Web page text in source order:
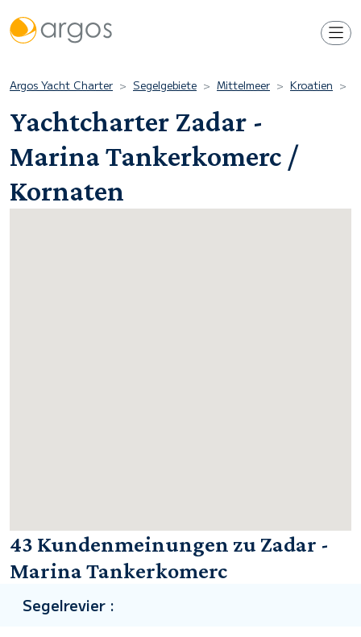
Argos Yacht Charter Segelgebiete Mittelmeer Kroatien
Yachtcharter Zadar -
Marina Tankerkomerc /
Kornaten
43 Kundenmeinungen zu Zadar -
Marina Tankerkomerc
Segelrevier :